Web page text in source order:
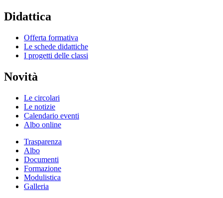
Didattica
Offerta formativa
Le schede didattiche
I progetti delle classi
Novità
Le circolari
Le notizie
Calendario eventi
Albo online
Trasparenza
Albo
Documenti
Formazione
Modulistica
Galleria